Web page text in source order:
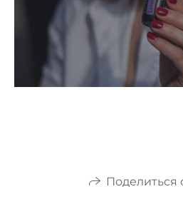
Поделиться